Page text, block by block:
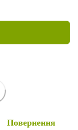
Повернення